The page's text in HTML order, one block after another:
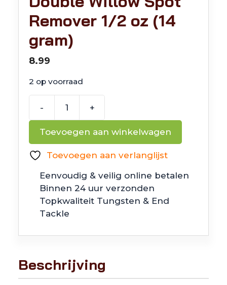
Remover 1/2 oz (14
gram)
8.99
2 op voorraad
-
SlingBladeZ
Double
Spot
Remover
1/2
+
Toevoegen aan winkelwagen
Toevoegen aan verlanglijst
Eenvoudig & veilig online betalen
Binnen 24 uur verzonden
Topkwaliteit Tungsten & End
Tackle
Beschrijving